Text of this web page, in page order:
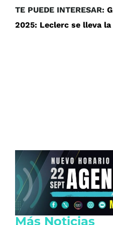
TE PUEDE INTERESAR:
2025: Leclerc se lleva
Más Noticias